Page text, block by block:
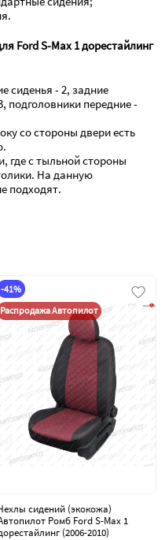
Ford S-Max 1 дорестайлинг
сиденья - 2, задние
подголовники передние -
со стороны двери есть
где с тыльной стороны
На данную
подходят.
-41%
Распродажа Автопилот
сидений (экокожа)
Ромб Ford S-Max 1
(2006-2010)